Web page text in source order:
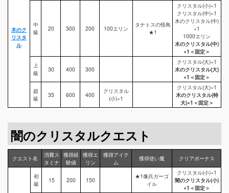
木のク
リスタ
ル
中
級
20 300 200 100エリン
タナトスの怪鳥
★1
クリスタル(小)×1
クリスタル(中)×1
木のクリスタル(中)
×1
1000エリン
木のクリスタル(中)
×1＜固定＞
上
級
30 400 300
クリスタル(大)×1
木のクリスタル(大)
×1＜固定＞
超
級
35 600 400
クリスタル
(小)×1
クリスタル(大)×1
木のクリスタル(特
大)×1＜固定＞
闇のクリスタルクエスト
クエスト名
消費ス
タミナ
獲得経
験値
獲得エ
リン
獲得アイテ
ム
獲得使い魔 クリアボーナス
初
級
15 200 150
★1像兵ガーゴ
イル
クリスタル(小)×1
闇のクリスタル(小)
×1＜固定＞